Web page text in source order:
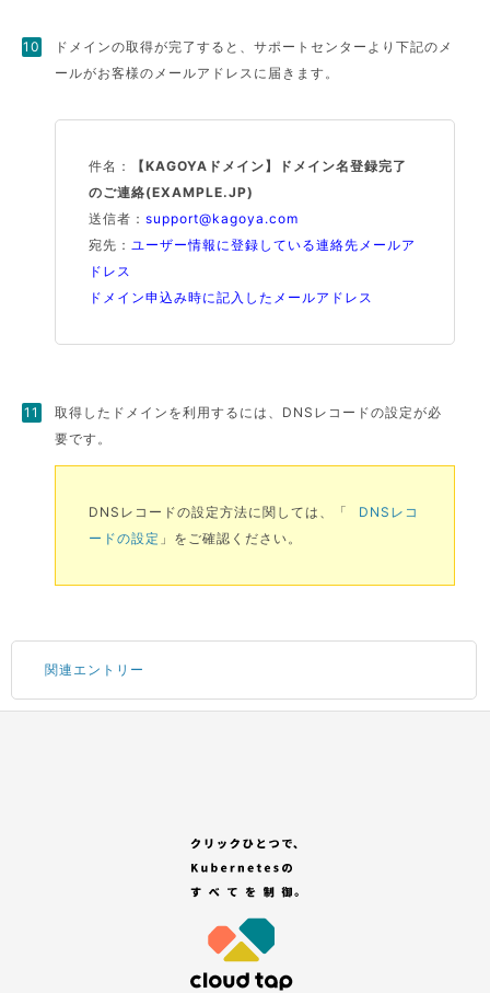
ドメインの取得が完了すると、サポートセンターより下記のメ
ールがお客様のメールアドレスに届きます。
件名：
【KAGOYAドメイン】ドメイン名登録完了
のご連絡(EXAMPLE.JP)
送信者：support@kagoya.com
宛先：ユーザー情報に登録している連絡先メールア
ドレス
ドメイン申込み時に記入したメールアドレス
取得したドメインを利用するには、DNSレコードの設定が必
要です。
DNSレコードの設定方法に関しては、「
DNSレコ
ードの設定 」をご確認ください。
関連エントリー
「セレクトプラン(有償プラン)」を選択する